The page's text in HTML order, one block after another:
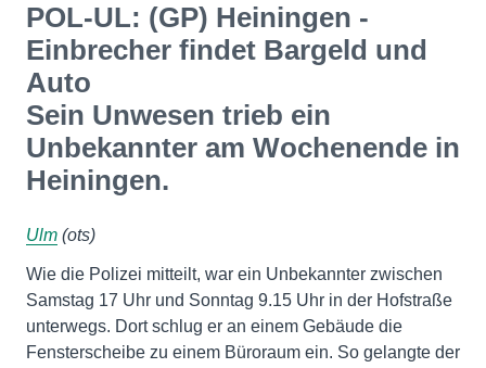
POL-UL: (GP) Heiningen -
Einbrecher findet Bargeld und
Auto
Sein Unwesen trieb ein
Unbekannter am Wochenende in
Heiningen.
Ulm (ots)
Wie die Polizei mitteilt, war ein Unbekannter zwischen
Samstag 17 Uhr und Sonntag 9.15 Uhr in der Hofstraße
unterwegs. Dort schlug er an einem Gebäude die
Fensterscheibe zu einem Büroraum ein. So gelangte der